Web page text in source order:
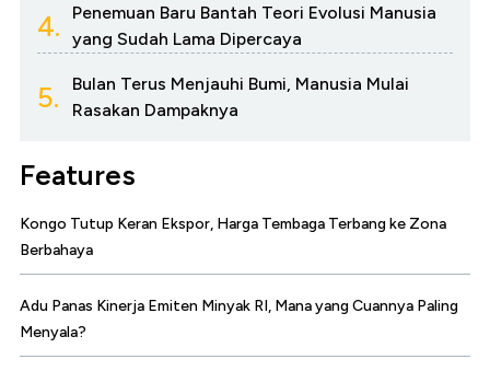
4.
Penemuan Baru Bantah Teori Evolusi Manusia
yang Sudah Lama Dipercaya
5.
Bulan Terus Menjauhi Bumi, Manusia Mulai
Rasakan Dampaknya
Features
Kongo Tutup Keran Ekspor, Harga Tembaga Terbang ke Zona
Berbahaya
Adu Panas Kinerja Emiten Minyak RI, Mana yang Cuannya Paling
Menyala?